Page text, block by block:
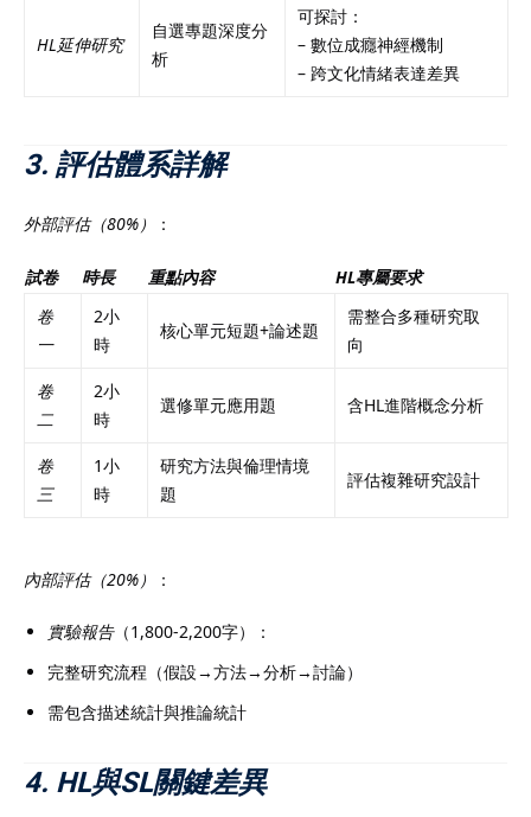
HL延伸研究
自選專題深度分
析
可探討：
– 數位成癮神經機制
– 跨文化情緒表達差異
3. 評估體系詳解
外部評估（80%） ：
試卷 時長 重點內容
HL專屬要求
卷
一
2小
時
核心單元短題+論述題
需整合多種研究取
向
卷
二
2小
時
選修單元應用題 含HL進階概念分析
卷
三
1小
時
研究方法與倫理情境
題
評估複雜研究設計
內部評估（20%） ：
實驗報告（1,800-2,200字）：
完整研究流程（假設→方法→分析→討論）
需包含描述統計與推論統計
4. HL與SL關鍵差異